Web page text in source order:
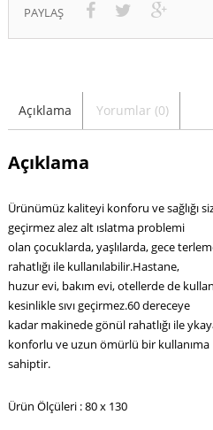
PAYLAŞ
Açıklama Yorumlar (0)
Açıklama
Ürünümüz kaliteyi konforu ve sağlığı
geçirmez alez alt ıslatma problemi
olan çocuklarda, yaşlılarda, gece
rahatlığı ile kullanılabilir.Hastane,
huzur evi, bakım evi, otellerde de
kesinlikle sıvı geçirmez.60 dereceye
kadar makinede gönül rahatlığı ile
konforlu ve uzun ömürlü bir kullanıma
sahiptir.
Ürün Ölçüleri : 80 x 130